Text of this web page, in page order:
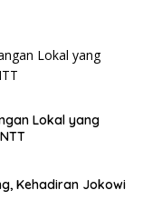
Lokal yang
Kehadiran Jokowi